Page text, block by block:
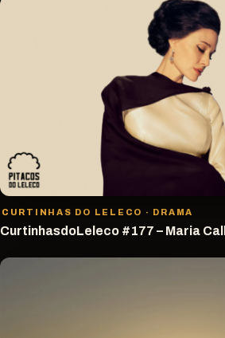
CURTINHAS DO LELECO · DRAMA
CurtinhasdoLeleco #177 – Maria